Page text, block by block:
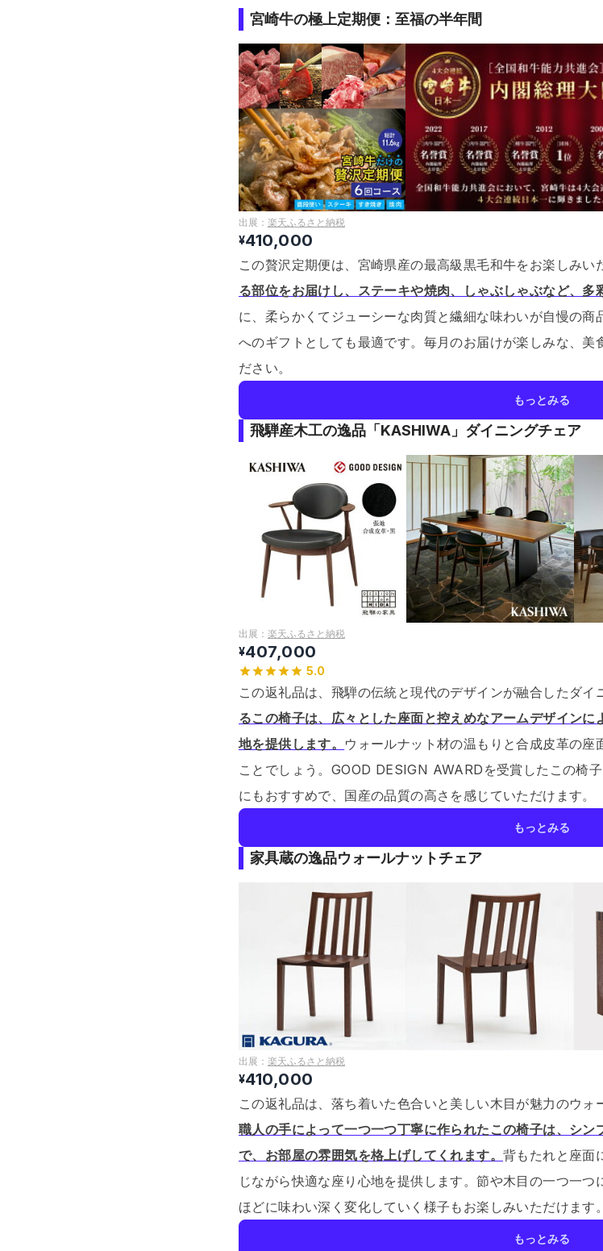
宮崎牛の極上定期便：至福の半年間
出展： 楽天ふるさと納税
¥410,000
この贅沢定期便は、宮崎県産の最高級黒毛和牛をお楽しみ
る部位をお届けし、ステーキや焼肉、しゃぶしゃぶなど、
に、柔らかくてジューシーな肉質と繊細な味わいが自慢の
へのギフトとしても最適です。 毎月のお届けが楽しみな、美
ださい。
もっとみる
飛騨産木工の逸品「KASHIWA」ダイニングチェア
出展： 楽天ふるさと納税
¥407,000
5.0
この返礼品は、飛騨の伝統と現代のデザインが融合したダイ
るこの椅子は、広々とした座面と控えめなアームデザイン
地を提供します。 ウォールナット材の温もりと合成皮革の
ことでしょう。 GOOD DESIGN AWARDを受賞したこの椅
にもおすすめで、国産の品質の高さを感じていただけます。
もっとみる
家具蔵の逸品ウォールナットチェア
出展： 楽天ふるさと納税
¥410,000
この返礼品は、落ち着いた色合いと美しい木目が魅力のウォ
職人の手によって一つ一つ丁寧に作られたこの椅子は、シ
で、お部屋の雰囲気を格上げしてくれます。 背もたれと座面
じながら快適な座り心地を提供します。節や木目の一つ一つ
ほどに味わい深く変化していく様子もお楽しみいただけます。
もっとみる